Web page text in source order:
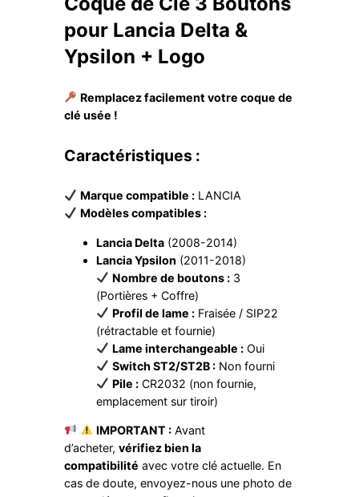
pour Lancia Delta &
Ypsilon + Logo
Remplacez facilement votre coque de
clé usée !
Caractéristiques :
Marque compatible : LANCIA
Modèles compatibles :
Lancia Delta (2008-2014)
Lancia Ypsilon (2011-2018)
Nombre de boutons : 3
(Portières + Coffre)
Profil de lame : Fraisée / SIP22
(rétractable et fournie)
Lame interchangeable : Oui
Switch ST2/ST2B : Non fourni
Pile : CR2032 (non fournie,
emplacement sur tiroir)
IMPORTANT :Avant
d’acheter, vérifiez bien la
compatibilité avec votre clé actuelle. En
cas de doute, envoyez-nous une photo de